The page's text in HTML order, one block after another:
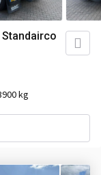
Standairco
kg